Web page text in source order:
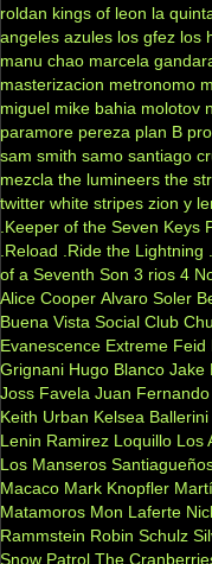
roldan kings of leon la
angeles azules los gfez los
manu chao marcela
masterizacion metronomo
miguel mike bahia molotov
paramore pereza plan B
sam smith samo santiago
mezcla the lumineers the
twitter white stripes zion y
.Keeper of the Seven Keys
.Reload
.Ride the Lightning
of a Seventh Son 3 rios 4
Alice Cooper Alvaro Soler
Buena Vista Social Club
Evanescence Extreme Feid
Grignani Hugo Blanco Jake
Joss Favela Juan
Keith Urban Kelsea Ballerini
Lenin Ramirez Loquillo Los
Los Manseros
Macaco Mark Knopfler
Matamoros Mon Laferte
Rammstein Robin Schulz
Snow Patrol The